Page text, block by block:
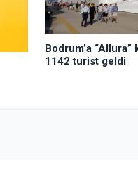
Bodrum’a
1142 turist geldi